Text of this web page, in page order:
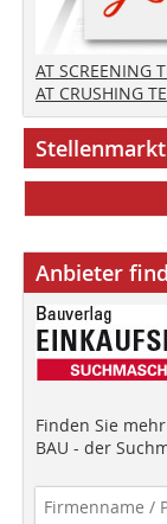
AT SCREENING
AT CRUSHING
Anbieter
Finden Sie
BAU - der